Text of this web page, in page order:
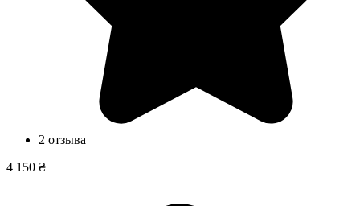
2 отзыва
4 150 ₴